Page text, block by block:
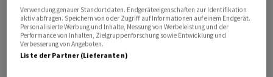
Prioritäten verringern das Tempo, mit dem
Unternehmen vorankommen.»
Er betrachte 2024 als Übergangsjahr, in dem die
Verwendung genauer Standortdaten. Endgeräteeigenschaften zur Identifikation
aktiv abfragen. Speichern von oder Zugriff auf Informationen auf einem Endgerät.
Personalisierte Werbung und Inhalte, Messung von Werbeleistung und der
Performance von Inhalten, Zielgruppenforschung sowie Entwicklung und
Verbesserung von Angeboten.
Liste der Partner (Lieferanten)